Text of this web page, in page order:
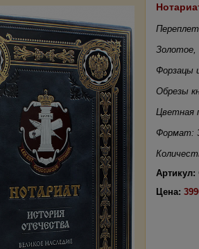
Золотое,
Форзацы
Обрезы
Цветная
Формат:
Артикул:
Цена: